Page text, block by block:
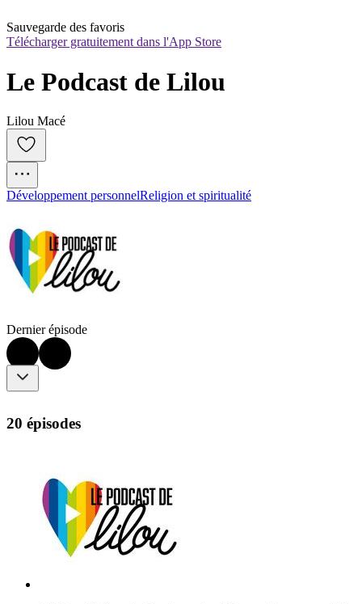
Sauvegarde des favoris
Télécharger gratuitement dans l'App Store
Le Podcast de Lilou
Lilou Macé
Développement personnelReligion et spiritualité
Dernier épisode
20 épisodes